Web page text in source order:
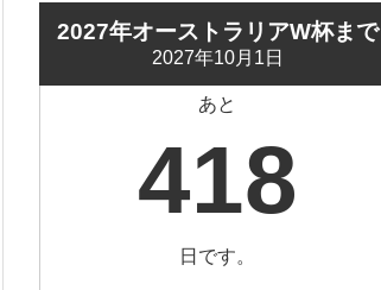
2027年オーストラリアW杯まで
2027年10月1日
あと
418
日です。